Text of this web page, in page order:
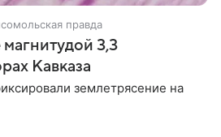
правда
3,3
Кавказа
землетрясение на